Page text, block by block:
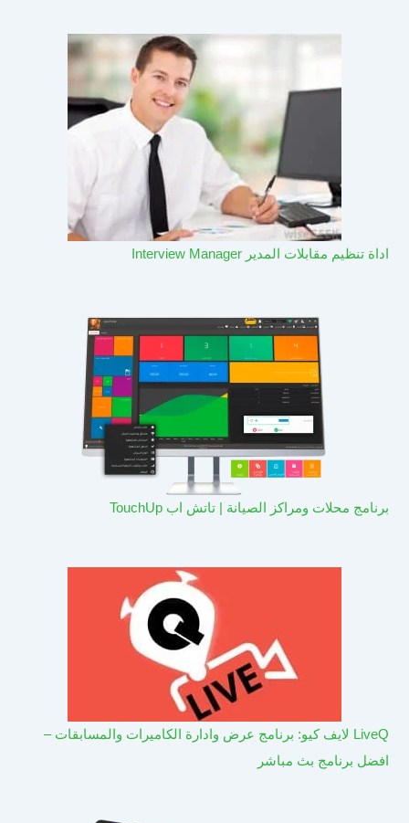
اداة تنظيم مقابلات المدير Interview Manager
برنامج محلات ومراكز الصيانة | تاتش اب TouchUp
LiveQ لايف كيو: برنامج عرض وادارة الكاميرات والمسابقات –
افضل برنامج بث مباشر